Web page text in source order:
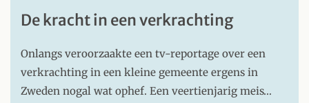
De kracht in een verkrachting
Onlangs veroorzaakte een tv-reportage over een
verkrachting in een kleine gemeente ergens in
Zweden nogal wat ophef. Een veertienjarig meis…